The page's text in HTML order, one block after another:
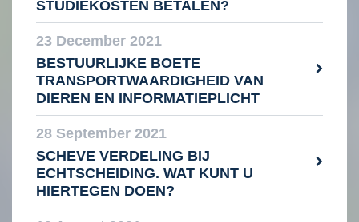
STUDIEKOSTEN BETALEN?
23 December 2021
BESTUURLIJKE BOETE
TRANSPORTWAARDIGHEID VAN
DIEREN EN INFORMATIEPLICHT
28 September 2021
SCHEVE VERDELING BIJ
ECHTSCHEIDING. WAT KUNT U
HIERTEGEN DOEN?